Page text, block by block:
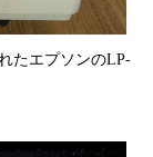
たエプソンのLP-